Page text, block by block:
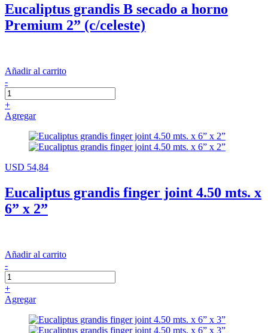
Eucaliptus grandis B secado a horno
Premium 2” (c/celeste)
Añadir al carrito
-
+
Agregar
USD 54,84
Eucaliptus grandis finger joint 4.50 mts. x
6” x 2”
Añadir al carrito
-
+
Agregar